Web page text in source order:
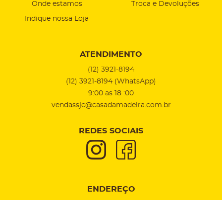
Onde estamos
Indique nossa Loja
Troca e Devoluções
ATENDIMENTO
(12) 3921-8194
(12) 3921-8194 (WhatsApp)
9:00 as 18 :00
vendassjc@casadamadeira.com.br
REDES SOCIAIS
ENDEREÇO